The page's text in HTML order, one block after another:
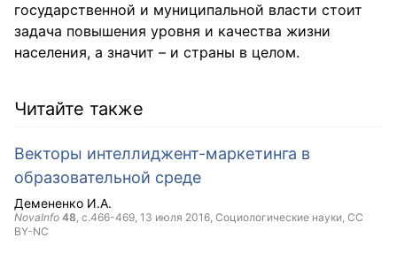
государственной и муниципальной власти стоит
задача повышения уровня и качества жизни
населения, а значит – и страны в целом.
Читайте также
Векторы интеллиджент-маркетинга в
образовательной среде
Демененко И.А.
NovaInfo 48, с.466-469, 13 июля 2016, Социологические науки, CC
BY-NC